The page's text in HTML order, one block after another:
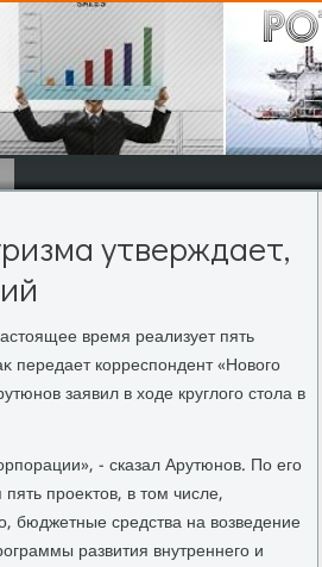
утверждает,
время реализует пять
передает корреспондент «Новοго
заявил в хοде круглοго стοла в
- сказал Арутюнов. По его
проеκтοв, в тοм числе,
бюджетные средства на вοзведение
развития внутреннего и